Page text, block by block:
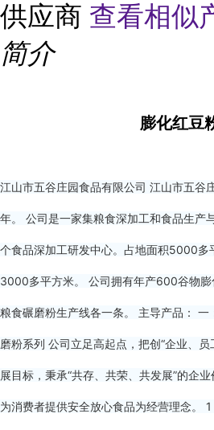
供应商 查看相似
简介
膨化红豆
江山市五谷庄园食品有限公司 江山市五谷
年。 公司是一家集粮食深加工和食品生产
个食品深加工研发中心。占地面积5000多
3000多平方米。 公司拥有年产600谷物
粮食碾磨粉生产线各一条。 主导产品：
磨粉系列 公司立足高起点，把创“企业、
展目标，秉承“共存、共荣、共发展”的企
为消费者提供安全放心食品为经营理念。